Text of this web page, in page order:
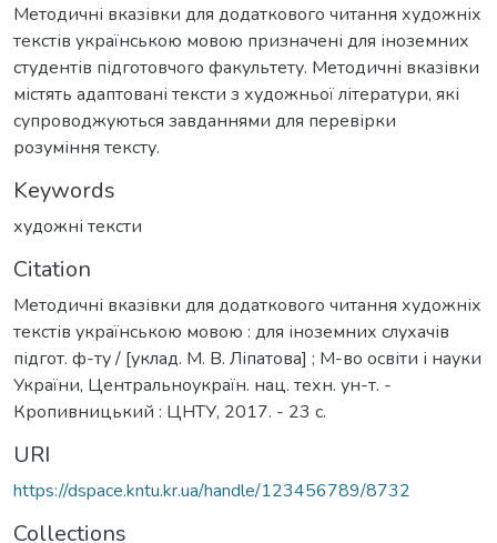
Методичні вказівки для додаткового читання художніх
текстів українською мовою призначені для іноземних
студентів підготовчого факультету. Методичні вказівки
містять адаптовані тексти з художньої літератури, які
супроводжуються завданнями для перевірки
розуміння тексту.
Keywords
художні тексти
Citation
Методичні вказівки для додаткового читання художніх
текстів українською мовою : для іноземних слухачів
підгот. ф-ту / [уклад. М. В. Ліпатова] ; М-во освіти і науки
України, Центральноукраїн. нац. техн. ун-т. -
Кропивницький : ЦНТУ, 2017. - 23 с.
URI
https://dspace.kntu.kr.ua/handle/123456789/8732
Collections